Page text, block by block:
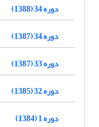
دوره 34 (1388)
دوره 34 (1387)
دوره 33 (1387)
دوره 32 (1385)
دوره 1 (1384)